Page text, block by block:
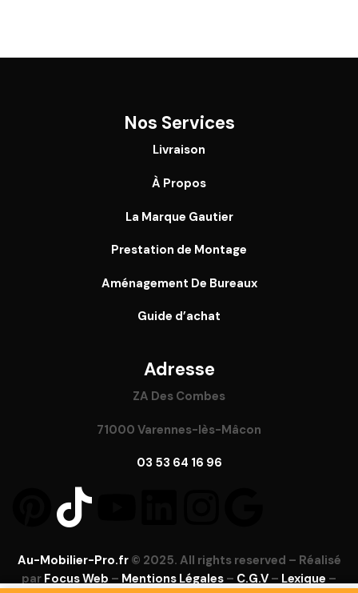
Nos Services
Livraison
À Propos
La Marque Gautier
Prestation de Montage
Aménagement De Bureaux
Guide d’achat
Adresse
ZA Des Combes
71000 Varennes-lès-Mâcon
03 53 64 16 96
Au-Mobilier-Pro.fr© 2025. All rights reserved – Réalisé
par Focus Web – Mentions Légales – C.G.V – Lexique –